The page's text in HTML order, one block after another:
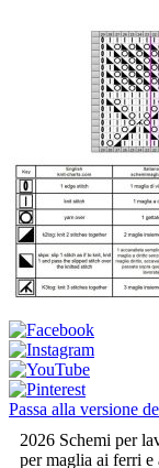
Passa alla versione
2026 Schemi per
per maglia ai ferri e